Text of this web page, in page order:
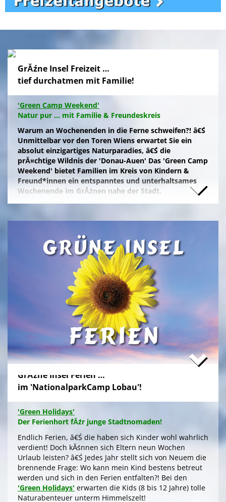
GrĂźne Insel Freizeit …
tief durchatmen mit Familie!
'Green Camp Weekend'
Natur pur ... mit Familie & Freundeskreis
Warum an Wochenenden in die Ferne schweifen?! â€Ś
Unmittelbar vor den Toren Wiens erwartet Sie ein
absolut einzigartiges Naturparadies, â€Ś die
prĂ¤chtige Wildnis der 'Donau-Auen' Das 'Green Camp
Weekend' bietet Familien im Kreis von Kindern &
Freund*innen ein entspanntes und unterhaltsames
Wochenende im GrĂźnen nahe der Stadt.
Naturfreunde, die lange Anfahrten meiden und zum
gepflegten Wiese im 'NationalparkCamp' mit
Selbstverpflegung, â€Ś inklusive KĂźhl- und Catering-
Support sowie abendlichem Brennholz fĂźr das
knisternde Lagerfeuer.
Zum stressfreien Kurzurlaub der Familie mit
Freundeskreis im idyllischen GrĂźn-Ambiente, mit
Naturabenteuern bei einer'Green Tour Lobau'
urigen 'Nationalpark Donau-Auen', mit romantischem
Sterngucken und Palavern am knisternden Lagerfeuer
â€Ś fehlt schlicht nur noch Ihre Buchung!
>
'Green Camp Weekend'
'Schlafnester CampLodges'
Exklusive NĂ¤chte â€Ś auf der 'Augenweide'
dem stressigen Alltag und ohne lange Anreise und
aufwendige Zeltausstattung exklusiv nĂ¤chtigen im
grĂźnen Ambiente auf der 'Augenweide', â€Ś in einer
kĂźnstlerisch gestalteten 'CampLodge' im kuscheligen
Schlafsack. Jedes der fĂźnf 'Schlafnester' beherbergt
bis zu fĂźnf Personen.
Gleichwohl ob Familie oder Freundeskreis, â€Ś Sie
logieren in einer schmucken Outdoor-Lounge! FĂźr
GrĂźne Insel Ferien …
im 'NationalparkCamp Lobau'!
'Green Holidays'
Der Ferienhort fĂźr junge Stadtnomaden!
Endlich Ferien, â€Ś die haben sich Kinder wohl wahrlich
verdient! Doch kĂśnnen sich Eltern neun Wochen
Urlaub leisten? â€Ś Jedes Jahr stellt sich von Neuem die
brennende Frage: Wo kann mein Kind bestens betreut
werden und sich in den Ferien entfalten?! Bei den
'Green Holidays' erwarten die Kids (8 bis 12 Jahre) tolle
Naturabenteuer unterm Himmelszelt!